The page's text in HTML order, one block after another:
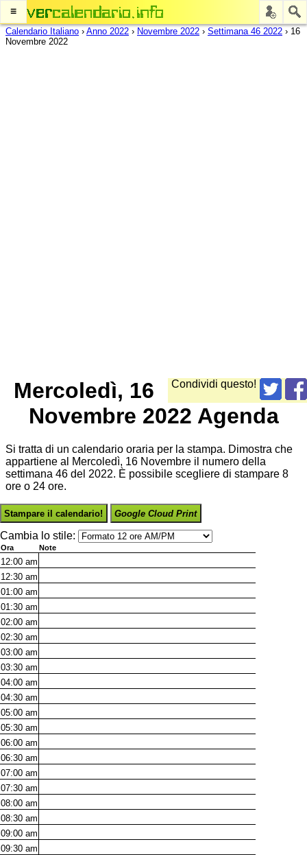
≡
Calendario Italiano › Anno 2022 › Novembre 2022 › Settimana 46 2022 › 16
Novembre 2022
Condividi questo!
Mercoledì, 16
Novembre 2022 Agenda
Si tratta di un calendario oraria per la stampa. Dimostra che
appartiene al Mercoledì, 16 Novembre il numero della
settimana 46 del 2022. È possibile scegliere di stampare 8
ore o 24 ore.
Stampare il calendario! Google Cloud Print
Cambia lo stile:
Ora Note
12:00 am
12:30 am
01:00 am
01:30 am
02:00 am
02:30 am
03:00 am
03:30 am
04:00 am
04:30 am
05:00 am
05:30 am
06:00 am
06:30 am
07:00 am
07:30 am
08:00 am
08:30 am
09:00 am
09:30 am